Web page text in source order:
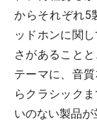
からそれぞれ5
ッドホンに関
さがあること
テーマに、音
らクラシック
いのない製品が